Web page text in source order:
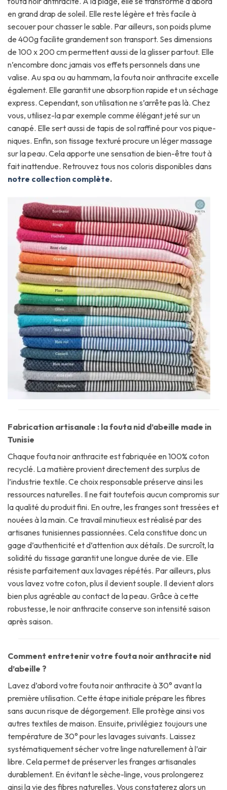
en grand drap de soleil. Elle reste légère et très facile à
secouer pour chasser le sable. Par ailleurs, son poids plume
de 400g facilite grandement son transport. Ses dimensions
de 100 x 200 cm permettent aussi de la glisser partout. Elle
n’encombre donc jamais vos effets personnels dans une
valise. Au spa ou au hammam, la fouta noir anthracite excelle
également. Elle garantit une absorption rapide et un séchage
express. Cependant, son utilisation ne s’arrête pas là. Chez
vous, utilisez-la par exemple comme élégant jeté sur un
canapé. Elle sert aussi de tapis de sol raffiné pour vos pique-
niques. Enfin, son tissage texturé procure un léger massage
sur la peau. Cela apporte une sensation de bien-être tout à
fait inattendue. Retrouvez tous nos coloris disponibles dans
notre collection complète.
Fabrication artisanale : la fouta nid d’abeille made in
Tunisie
Chaque fouta noir anthracite est fabriquée en 100% coton
recyclé. La matière provient directement des surplus de
l’industrie textile. Ce choix responsable préserve ainsi les
ressources naturelles. Il ne fait toutefois aucun compromis sur
la qualité du produit fini. En outre, les franges sont tressées et
nouées à la main. Ce travail minutieux est réalisé par des
artisanes tunisiennes passionnées. Cela constitue donc un
gage d’authenticité et d’attention aux détails. De surcroît, la
solidité du tissage garantit une longue durée de vie. Elle
résiste parfaitement aux lavages répétés. Par ailleurs, plus
vous lavez votre coton, plus il devient souple. Il devient alors
bien plus agréable au contact de la peau. Grâce à cette
robustesse, le noir anthracite conserve son intensité saison
après saison.
Comment entretenir votre fouta noir anthracite nid
d’abeille ?
Lavez d’abord votre fouta noir anthracite à 30° avant la
première utilisation. Cette étape initiale prépare les fibres
sans aucun risque de dégorgement. Elle protège ainsi vos
autres textiles de maison. Ensuite, privilégiez toujours une
température de 30° pour les lavages suivants. Laissez
systématiquement sécher votre linge naturellement à l’air
libre. Cela permet de préserver les franges artisanales
durablement. En évitant le sèche-linge, vous prolongerez
ainsi la vie des fibres naturelles. Vous constaterez alors un